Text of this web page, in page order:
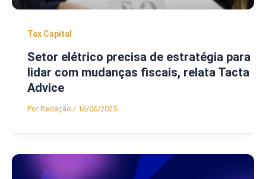
Tax Capital
Setor elétrico precisa de estratégia para
lidar com mudanças fiscais, relata Tacta
Advice
PorRedação / 16/06/2025